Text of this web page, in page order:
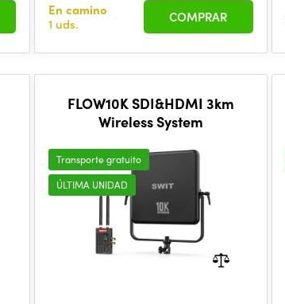
En camino
1 uds.
COMPRAR
FLOW10K SDI&HDMI 3km
Wireless System
Transporte gratuito
ÚLTIMA UNIDAD